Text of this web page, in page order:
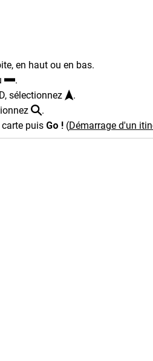
en haut ou en bas.
.
sélectionnez
.
.
puis Go ! (Démarrage d'un